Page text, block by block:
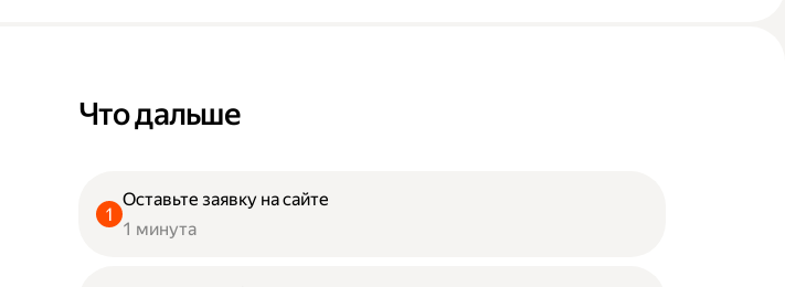
Что дальше
Оставьте заявку на сайте
1 минута